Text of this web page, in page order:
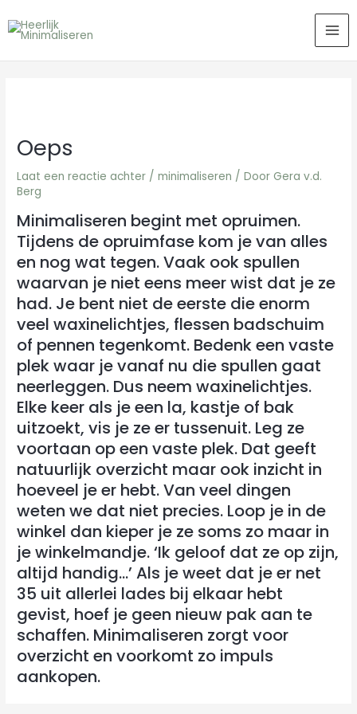
naar
Oeps
Laat een reactie achter /minimaliseren / Door Gera v.d.
Berg
Minimaliseren begint met opruimen.
Tijdens de opruimfase kom je van alles
en nog wat tegen. Vaak ook spullen
waarvan je niet eens meer wist dat je ze
had. Je bent niet de eerste die enorm
veel waxinelichtjes, flessen badschuim
of pennen tegenkomt. Bedenk een vaste
plek waar je vanaf nu die spullen gaat
neerleggen. Dus neem waxinelichtjes.
Elke keer als je een la, kastje of bak
uitzoekt, vis je ze er tussenuit. Leg ze
voortaan op een vaste plek. Dat geeft
natuurlijk overzicht maar ook inzicht in
hoeveel je er hebt. Van veel dingen
weten we dat niet precies. Loop je in de
winkel dan kieper je ze soms zo maar in
je winkelmandje. ‘Ik geloof dat ze op zijn,
altijd handig…’ Als je weet dat je er net
35 uit allerlei lades bij elkaar hebt
gevist, hoef je geen nieuw pak aan te
schaffen. Minimaliseren zorgt voor
overzicht en voorkomt zo impuls
aankopen.